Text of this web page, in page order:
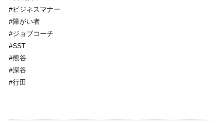
#ビジネスマナー
#障がい者
#ジョブコーチ
#SST
#熊谷
#深谷
#行田